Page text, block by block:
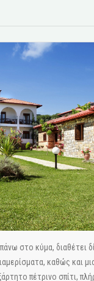
στο κύμα, διαθέτει
καθώς και
πέτρινο σπίτι,